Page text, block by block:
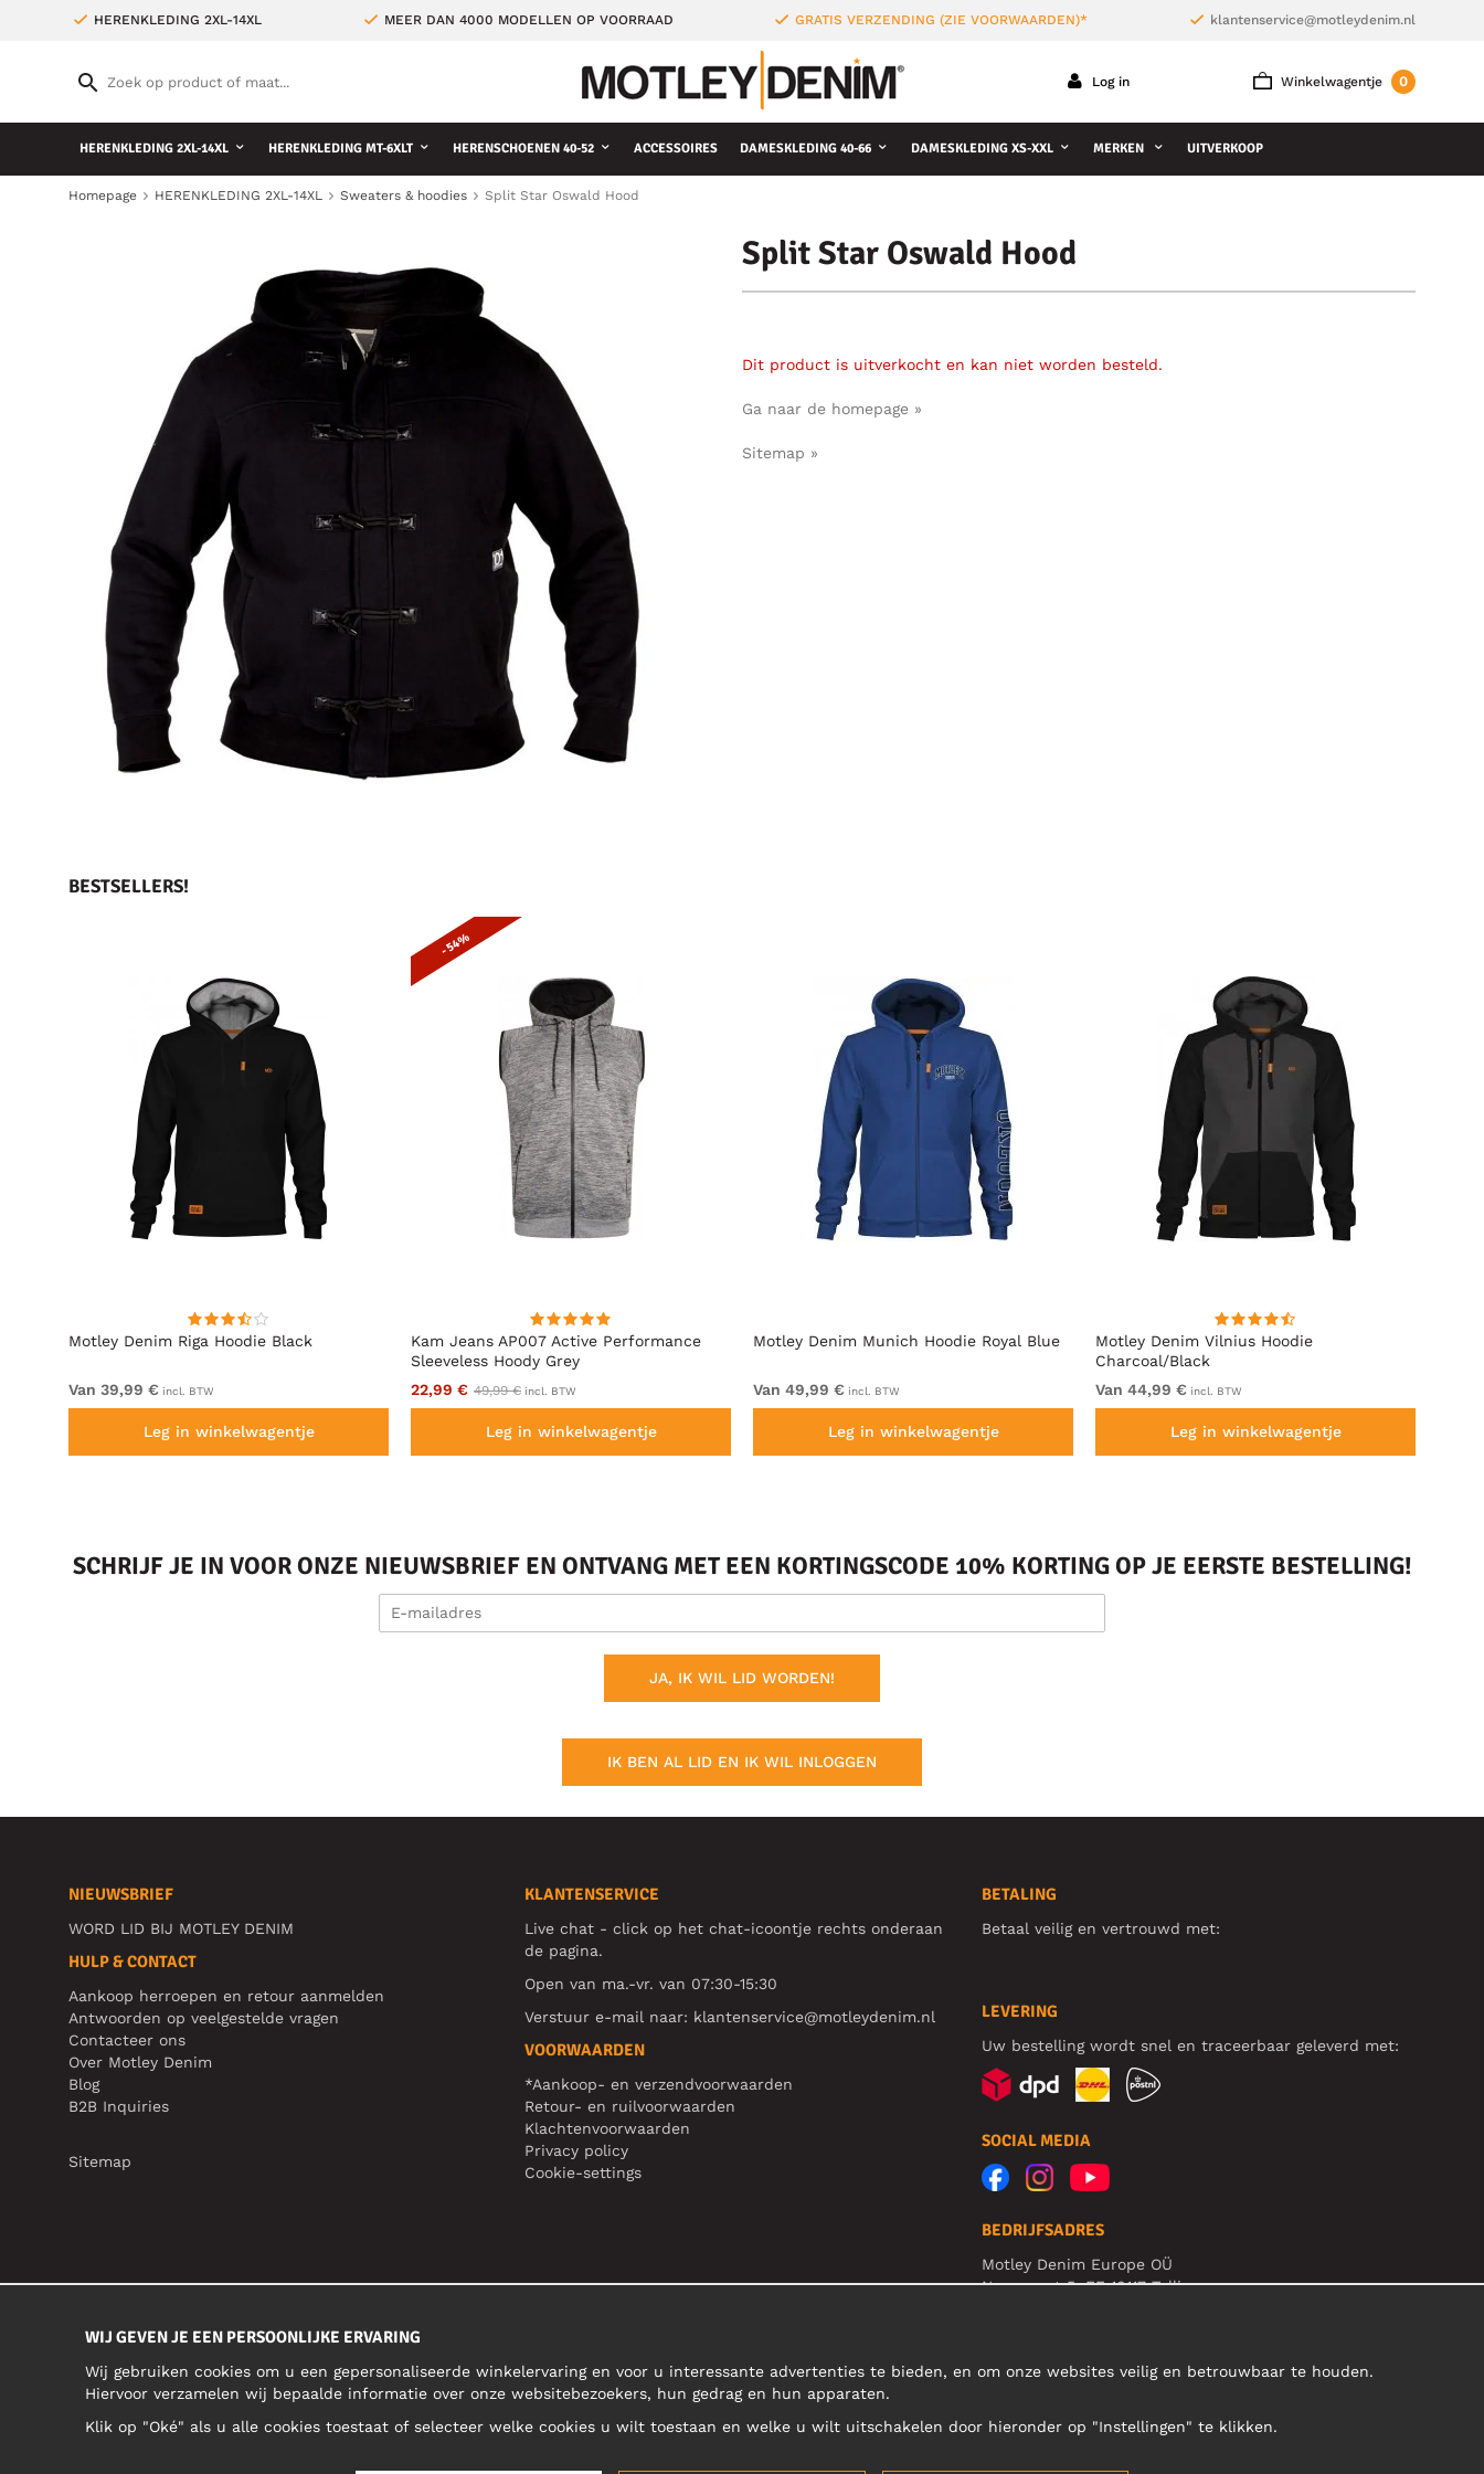
HERENKLEDING 2XL-14XL MEER DAN 4000 MODELLEN OP VOORRAAD GRATIS VERZENDING (ZIE VOORWAARDEN)* klantenservice@motleydenim.nl
Winkelwagentje 0
Log in
HERENKLEDING 2XL-14XL HERENKLEDING MT-6XLT HERENSCHOENEN 40-52 ACCESSOIRES DAMESKLEDING 40-66 DAMESKLEDING XS-XXL MERKEN UITVERKOOP
Homepage HERENKLEDING 2XL-14XL Sweaters & hoodies Split Star Oswald Hood
Split Star Oswald Hood
Dit product is uitverkocht en kan niet worden besteld.
Ga naar de homepage »
Sitemap »
BESTSELLERS!
Motley Denim Riga Hoodie Black
Van 39,99 € incl. BTW
Leg in winkelwagentje
Kam Jeans AP007 Active Performance
Sleeveless Hoody Grey
- 54%
22,99 € 49,99 € incl. BTW
Leg in winkelwagentje
Motley Denim Munich Hoodie Royal Blue
Van 49,99 € incl. BTW
Leg in winkelwagentje
Motley Denim Vilnius Hoodie
Charcoal/Black
Van 44,99 € incl. BTW
Leg in winkelwagentje
SCHRIJF JE IN VOOR ONZE NIEUWSBRIEF EN ONTVANG MET EEN KORTINGSCODE 10% KORTING OP JE EERSTE BESTELLING!
JA, IK WIL LID WORDEN!
IK BEN AL LID EN IK WIL INLOGGEN
NIEUWSBRIEF
WORD LID BIJ MOTLEY DENIM
HULP & CONTACT
Aankoop herroepen en retour aanmelden
Antwoorden op veelgestelde vragen
Contacteer ons
Over Motley Denim
Blog
B2B Inquiries
Sitemap
KLANTENSERVICE
Live chat - click op het chat-icoontje rechts onderaan
de pagina.
Open van ma.-vr. van 07:30-15:30
Verstuur e-mail naar: klantenservice@motleydenim.nl
VOORWAARDEN
*Aankoop- en verzendvoorwaarden
Retour- en ruilvoorwaarden
Klachtenvoorwaarden
Privacy policy
Cookie-settings
BETALING
Betaal veilig en vertrouwd met:
LEVERING
Uw bestelling wordt snel en traceerbaar geleverd met:
SOCIAL MEDIA
BEDRIJFSADRES
Motley Denim Europe OÜ
Narva mnt 5, EE-10117 Tallinn
WIJ GEVEN JE EEN PERSOONLIJKE ERVARING
Wij gebruiken cookies om u een gepersonaliseerde winkelervaring en voor u interessante advertenties te bieden, en om onze websites veilig en betrouwbaar te houden.
Hiervoor verzamelen wij bepaalde informatie over onze websitebezoekers, hun gedrag en hun apparaten.
Klik op "Oké" als u alle cookies toestaat of selecteer welke cookies u wilt toestaan en welke u wilt uitschakelen door hieronder op "Instellingen" te klikken.